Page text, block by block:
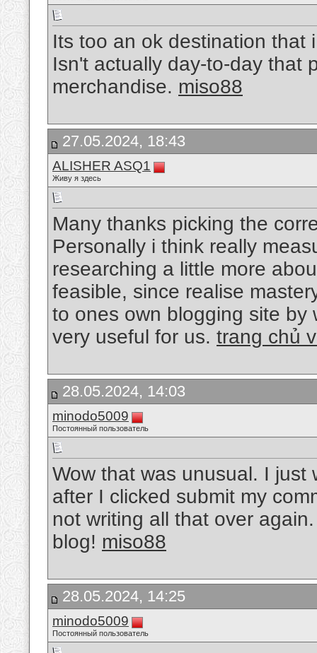
Its too an ok destination that
Isn't actually day-to-day that
merchandise. miso88
27.05.2024, 18:43
ALISHER ASQ1
Живу я здесь
Many thanks picking the
Personally i think really
researching a little more
feasible, since realise
to ones own blogging site by
very useful for us. trang chủ
28.05.2024, 14:03
minodo5009
Постоянный пользователь
Wow that was unusual. I just
after I clicked submit my
not writing all that over
blog! miso88
28.05.2024, 14:25
minodo5009
Постоянный пользователь